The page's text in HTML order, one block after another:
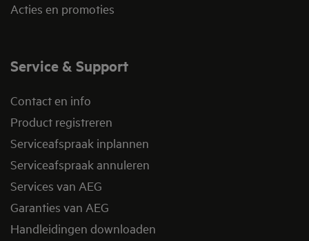
Acties en promoties
Service & Support
Contact en info
Product registreren
Serviceafspraak inplannen
Serviceafspraak annuleren
Services van AEG
Garanties van AEG
Handleidingen downloaden